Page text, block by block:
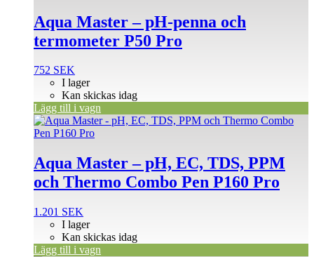
Aqua Master – pH-penna och
termometer P50 Pro
752 SEK
I lager
Kan skickas idag
Lägg till i vagn
Aqua Master – pH, EC, TDS, PPM
och Thermo Combo Pen P160 Pro
1.201 SEK
I lager
Kan skickas idag
Lägg till i vagn